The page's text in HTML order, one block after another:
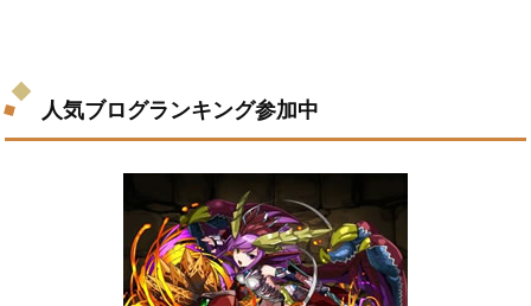
人気ブログランキング参加中